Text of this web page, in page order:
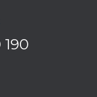
190